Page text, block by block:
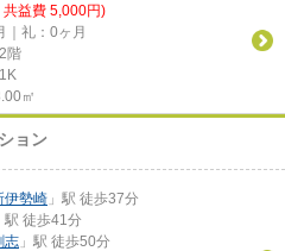
共益費 5,000円)
｜礼：0ヶ月
階
㎡
ョン
伊勢崎 」駅 徒歩37分
駅 徒歩41分
志 」駅 徒歩50分